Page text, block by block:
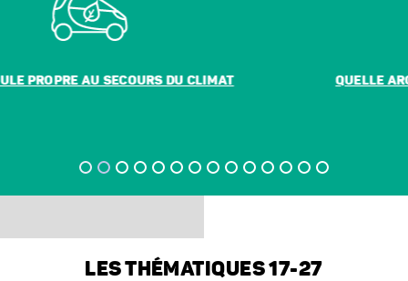
QUELLE ARCHITECTURE POUR L’AVENIR DE LA
LES THÉMATIQUES 17-27